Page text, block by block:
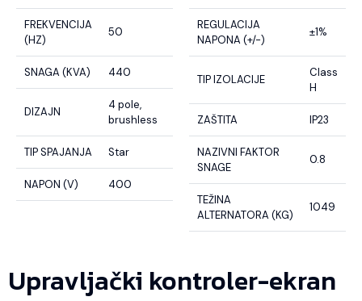
FREKVENCIJA
(HZ)
50
SNAGA (KVA) 440
DIZAJN
4 pole,
brushless
TIP SPAJANJA Star
NAPON (V) 400
REGULACIJA
NAPONA (+/-)
±1%
TIP IZOLACIJE
Class
H
ZAŠTITA IP23
NAZIVNI FAKTOR
SNAGE
0.8
TEŽINA
ALTERNATORA (KG)
1049
Upravljački kontroler-ekran